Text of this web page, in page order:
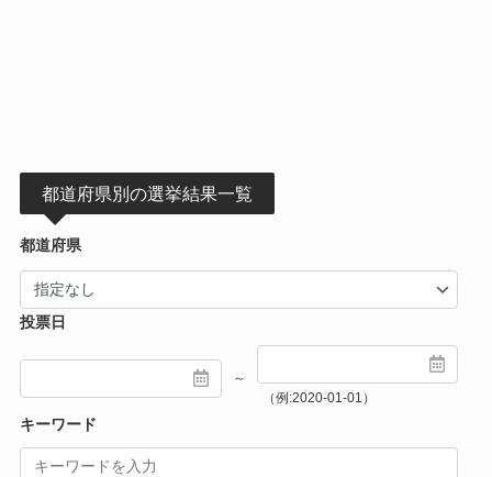
都道府県別の選挙結果一覧
都道府県
投票日
～
（例:2020-01-01）
キーワード